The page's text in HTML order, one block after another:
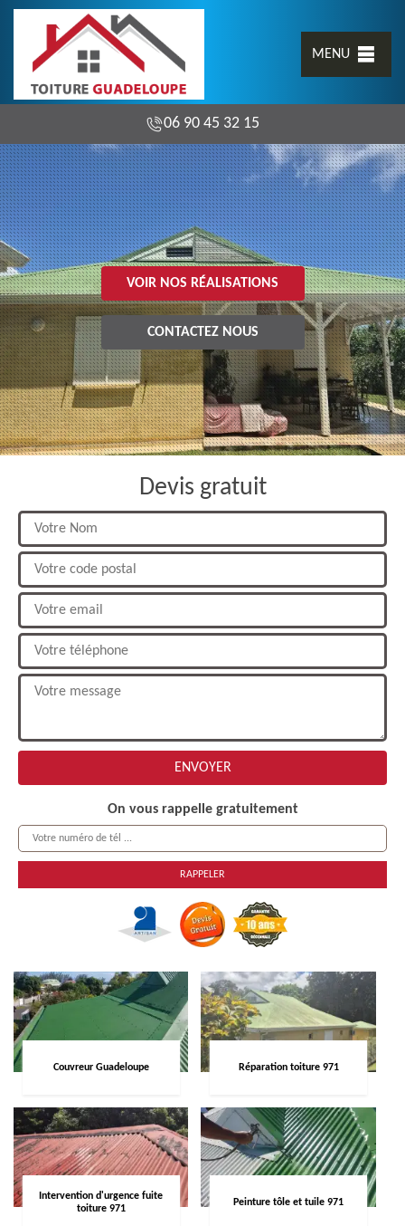
MENU
06 90 45 32 15
VOIR NOS RÉALISATIONS
CONTACTEZ NOUS
Devis gratuit
On vous rappelle gratuitement
Couvreur Guadeloupe Réparation toiture 971
Intervention d'urgence fuite
toiture 971
Peinture tôle et tuile 971